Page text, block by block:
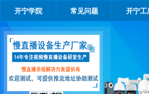
开宁学院 常见问题 开宁工